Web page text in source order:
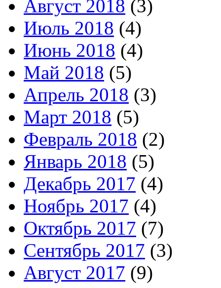
Август 2018 (3)
Июль 2018 (4)
Июнь 2018 (4)
Май 2018 (5)
Апрель 2018 (3)
Март 2018 (5)
Февраль 2018 (2)
Январь 2018 (5)
Декабрь 2017 (4)
Ноябрь 2017 (4)
Октябрь 2017 (7)
Сентябрь 2017 (3)
Август 2017 (9)